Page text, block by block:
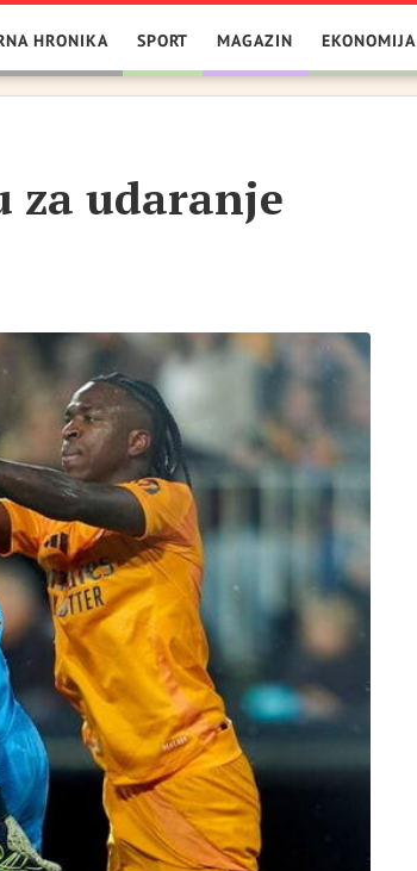
HRONIKA SPORT MAGAZIN EKONOMIJA
za udaranje